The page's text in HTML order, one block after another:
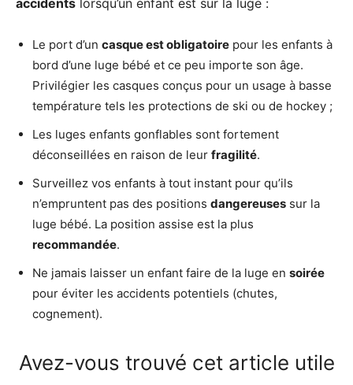
accidents lorsqu’un enfant est sur la luge :
Le port d’un casque est obligatoire pour les enfants à
bord d’une luge bébé et ce peu importe son âge.
Privilégier les casques conçus pour un usage à basse
température tels les protections de ski ou de hockey ;
Les luges enfants gonflables sont fortement
déconseillées en raison de leur fragilité.
Surveillez vos enfants à tout instant pour qu’ils
n’empruntent pas des positions dangereuses sur la
luge bébé. La position assise est la plus
recommandée.
Ne jamais laisser un enfant faire de la luge en soirée
pour éviter les accidents potentiels (chutes,
cognement).
Avez-vous trouvé cet article utile